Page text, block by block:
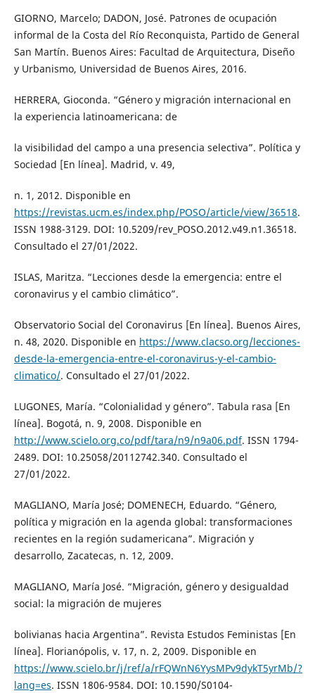
GIORNO, Marcelo; DADON, José. Patrones de ocupación
informal de la Costa del Río Reconquista, Partido de General
San Martín. Buenos Aires: Facultad de Arquitectura, Diseño
y Urbanismo, Universidad de Buenos Aires, 2016.
HERRERA, Gioconda. “Género y migración internacional en
la experiencia latinoamericana: de
la visibilidad del campo a una presencia selectiva”. Política y
Sociedad [En línea]. Madrid, v. 49,
n. 1, 2012. Disponible en
https://revistas.ucm.es/index.php/POSO/article/view/36518.
ISSN 1988-3129. DOI: 10.5209/rev_POSO.2012.v49.n1.36518.
Consultado el 27/01/2022.
ISLAS, Maritza. “Lecciones desde la emergencia: entre el
coronavirus y el cambio climático”.
Observatorio Social del Coronavirus [En línea]. Buenos Aires,
n. 48, 2020. Disponible en https://www.clacso.org/lecciones-
desde-la-emergencia-entre-el-coronavirus-y-el-cambio-
climatico/. Consultado el 27/01/2022.
LUGONES, María. “Colonialidad y género”. Tabula rasa [En
línea]. Bogotá, n. 9, 2008. Disponible en
http://www.scielo.org.co/pdf/tara/n9/n9a06.pdf. ISSN 1794-
2489. DOI: 10.25058/20112742.340. Consultado el
27/01/2022.
MAGLIANO, María José; DOMENECH, Eduardo. “Género,
política y migración en la agenda global: transformaciones
recientes en la región sudamericana”. Migración y
desarrollo, Zacatecas, n. 12, 2009.
MAGLIANO, María José. “Migración, género y desigualdad
social: la migración de mujeres
bolivianas hacia Argentina”. Revista Estudos Feministas [En
línea]. Florianópolis, v. 17, n. 2, 2009. Disponible en
https://www.scielo.br/j/ref/a/rFQWnN6YysMPv9dykT5yrMb/?
lang=es. ISSN 1806-9584. DOI: 10.1590/S0104-